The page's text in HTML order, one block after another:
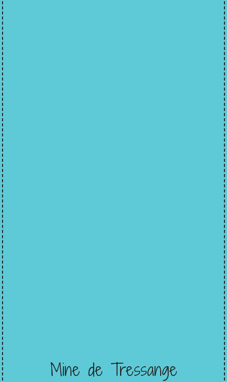
Mine de Tressange